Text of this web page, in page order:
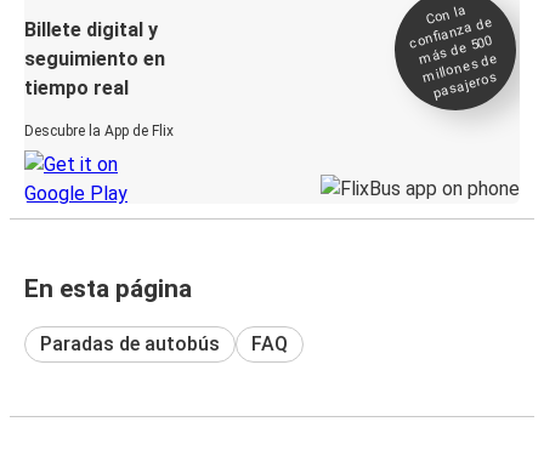
Billete digital y
seguimiento en
tiempo real
Descubre la App de Flix
Con la
confianza de
más de 500
millones de
pasajeros
En esta página
Paradas de autobús FAQ